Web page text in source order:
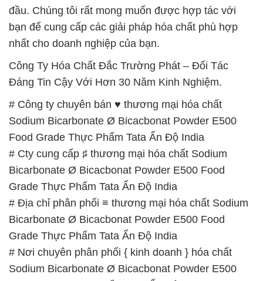
# Cty cung cấp ♯ thương mại hóa chất Sodium
Bicarbonate Ø Bicacbonat Powder E500 Food
Grade Thực Phẩm Tata Ấn Độ India
# Địa chỉ phân phối ≡ thương mại hóa chất Sodium
Bicarbonate Ø Bicacbonat Powder E500 Food
Grade Thực Phẩm Tata Ấn Độ India
# Nơi chuyên phân phối { kinh doanh } hóa chất
Sodium Bicarbonate Ø Bicacbonat Powder E500
Food Grade Thực Phẩm Tata Ấn Độ India
# Địa chỉ chuyên phân phối • cung ứng hóa chất
Sodium Bicarbonate Ø Bicacbonat Powder E500
Food Grade Thực Phẩm Tata Ấn Độ India
# Địa chỉ cung cấp µ kinh doanh hóa chất Sodium
Bicarbonate Ø Bicacbonat Powder E500 Food
Grade Thực Phẩm Tata Ấn Độ India
# Cung cấp © cung ứng hóa chất Sodium
Bicarbonate Ø Bicacbonat Powder E500 Food